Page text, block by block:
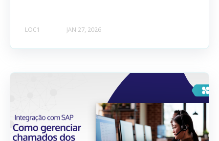
LOC1 JAN 27, 2026